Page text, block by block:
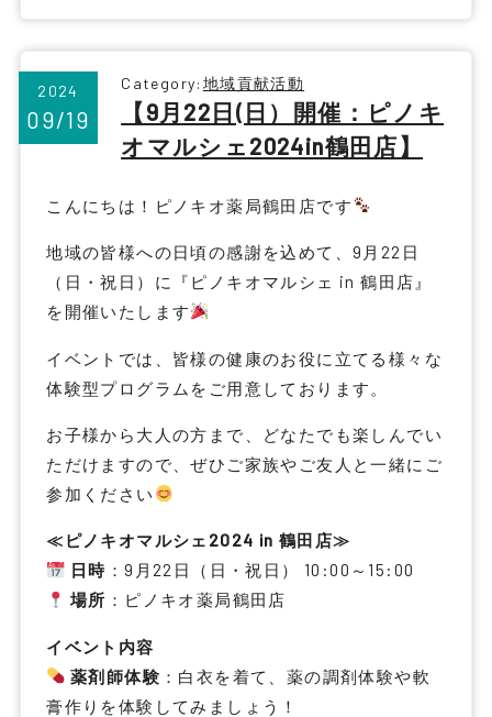
2024
09/19
Category: 地域貢献活動
【9月22日(日）開催：ピノキ
オマルシェ2024in鶴田店】
こんにちは！ピノキオ薬局鶴田店です
地域の皆様への日頃の感謝を込めて、9月22日
（日・祝日）に『ピノキオマルシェ in 鶴田店』
を開催いたします
イベントでは、皆様の健康のお役に立てる様々な
体験型プログラムをご用意しております。
お子様から大人の方まで、どなたでも楽しんでい
ただけますので、ぜひご家族やご友人と一緒にご
参加ください
≪ピノキオマルシェ2024 in 鶴田店≫
日時 ：9月22日（日・祝日） 10:00～15:00
場所 ：ピノキオ薬局鶴田店
イベント内容
薬剤師体験 ：白衣を着て、薬の調剤体験や軟
膏作りを体験してみましょう！